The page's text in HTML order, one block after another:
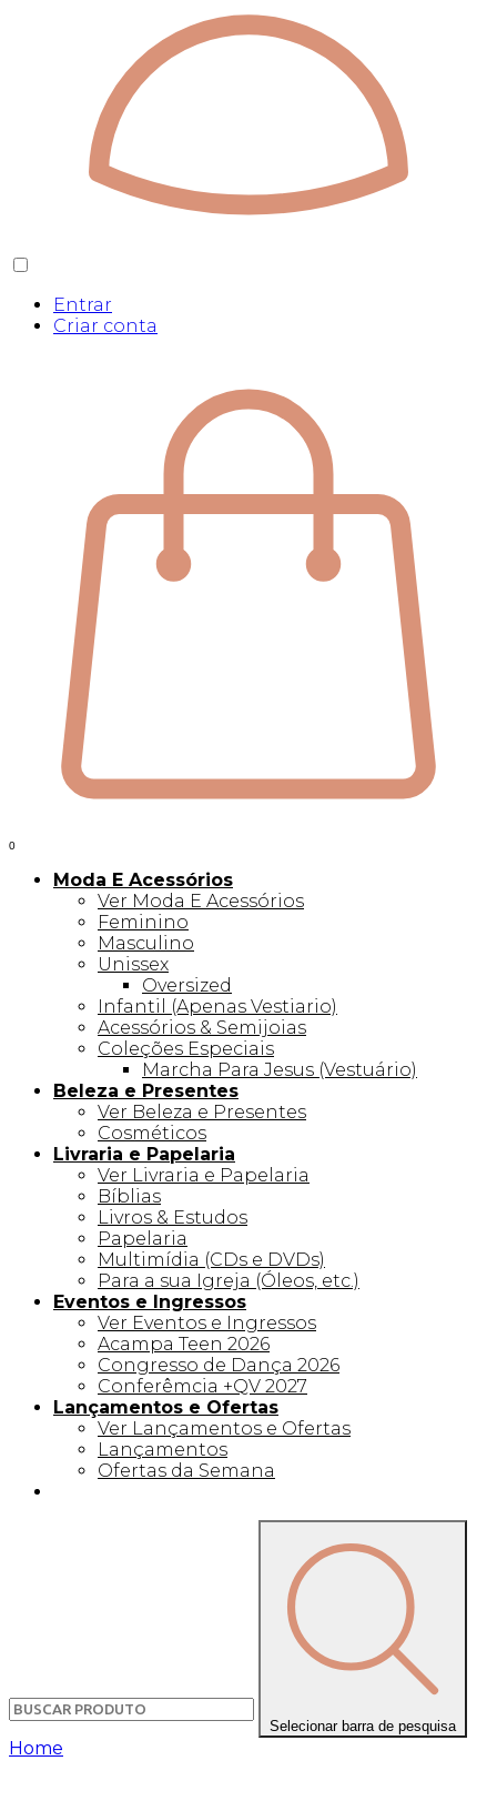
Entrar
Criar conta
0
Moda E Acessórios
Ver Moda E Acessórios
Feminino
Masculino
Unissex
Oversized
Infantil (Apenas Vestiario)
Acessórios & Semijoias
Coleções Especiais
Marcha Para Jesus (Vestuário)
Beleza e Presentes
Ver Beleza e Presentes
Cosméticos
Livraria e Papelaria
Ver Livraria e Papelaria
Bíblias
Livros & Estudos
Papelaria
Multimídia (CDs e DVDs)
Para a sua Igreja (Óleos, etc.)
Eventos e Ingressos
Ver Eventos e Ingressos
Acampa Teen 2026
Congresso de Dança 2026
Conferêmcia +QV 2027
Lançamentos e Ofertas
Ver Lançamentos e Ofertas
Lançamentos
Ofertas da Semana
Selecionar barra de pesquisa
Home